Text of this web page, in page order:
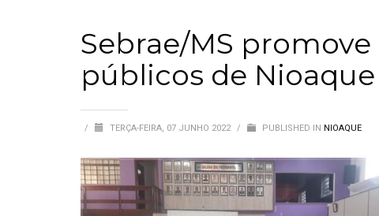
Sebrae/MS
públicos de Nioaque
/ TERÇA-FEIRA, 07 JUNHO 2022 / PUBLISHED IN NIOAQUE